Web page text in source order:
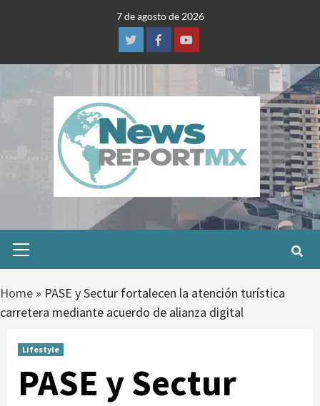
7 de agosto de 2026
TwitterFacebookYoutube
Menu
Home » PASE y Sectur fortalecen la atención turística
carretera mediante acuerdo de alianza digital
Lifestyle
PASE y Sectur